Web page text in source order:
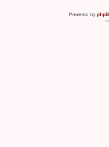
Powered by